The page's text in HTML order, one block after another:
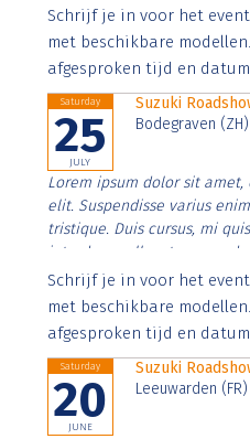
Aenean faucibus nibh et
imperdiet. Nunc ut sem
Schrijf je in voor het
met beschikbare
afgesproken tijd en
Saturday
25
JULY
Suzuki
Bodegraven (ZH)
Lorem ipsum dolor sit
elit. Suspendisse varius
tristique. Duis cursus, mi
interdum nulla, ut
Aenean faucibus nibh et
imperdiet. Nunc ut sem
Schrijf je in voor het
met beschikbare
afgesproken tijd en
Saturday
20
JUNE
Suzuki
Leeuwarden (FR)